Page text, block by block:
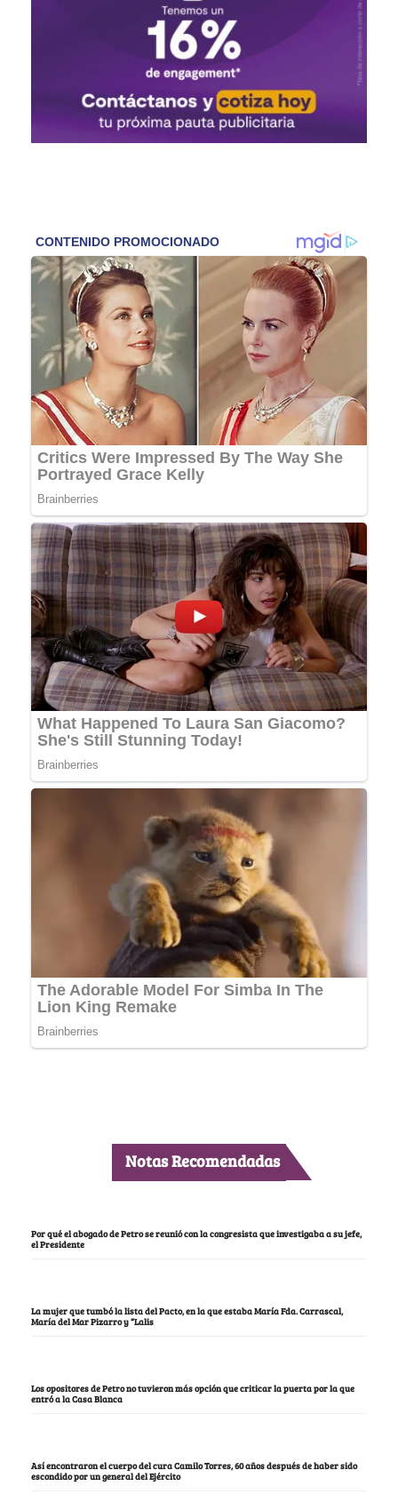
Notas Recomendadas
Por qué el abogado de Petro se reunió con la congresista que investigaba a su jefe,
el Presidente
La mujer que tumbó la lista del Pacto, en la que estaba María Fda. Carrascal,
María del Mar Pizarro y “Lalis
Los opositores de Petro no tuvieron más opción que criticar la puerta por la que
entró a la Casa Blanca
Así encontraron el cuerpo del cura Camilo Torres, 60 años después de haber sido
escondido por un general del Ejército